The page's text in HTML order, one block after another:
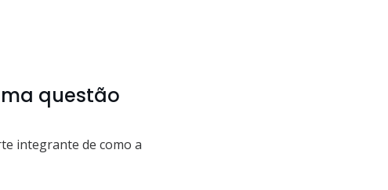
questão
integrante de como a